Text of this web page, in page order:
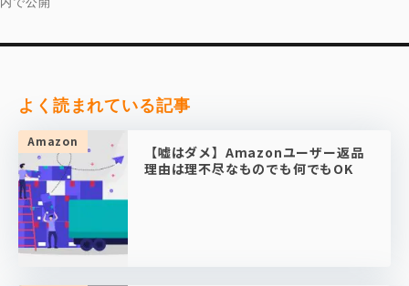
ゲ
シ
よく読まれている記事
Amazon
【嘘はダメ】Amazonユーザー返品
理由は理不尽なものでも何でもOK